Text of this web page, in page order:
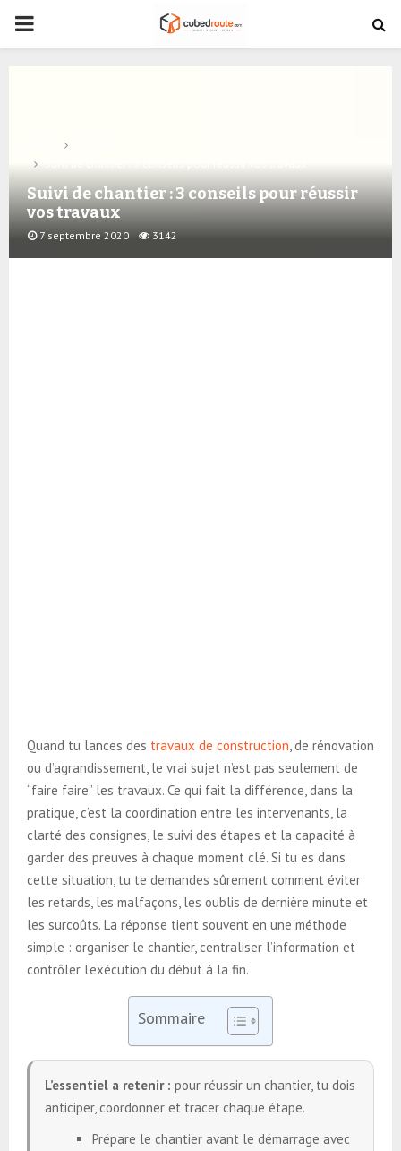
PRIMARY
Suivi de chantier : 3 conseils pour réussir
vos travaux
7 septembre 2020 3142
Quand tu lances des travaux de construction , de rénovation
ou d’agrandissement, le vrai sujet n’est pas seulement de
“faire faire” les travaux. Ce qui fait la différence, dans la
pratique, c’est la coordination entre les intervenants, la
clarté des consignes, le suivi des étapes et la capacité à
garder des preuves à chaque moment clé. Si tu es dans
cette situation, tu te demandes sûrement comment éviter
les retards, les malfaçons, les oublis de dernière minute et
les surcoûts. La réponse tient souvent en une méthode
simple : organiser le chantier, centraliser l’information et
contrôler l’exécution du début à la fin.
Sommaire
L’essentiel a retenir : pour réussir un chantier, tu dois
anticiper, coordonner et tracer chaque étape.
Prépare le chantier avant le démarrage avec